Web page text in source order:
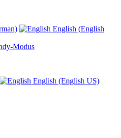
English (English
Modus
English (English US)